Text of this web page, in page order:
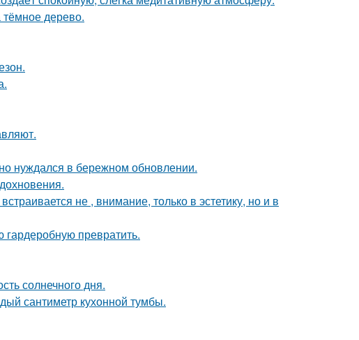
дерево.
нуждался в бережном обновлении.
не , внимание, только в эстетику, но и в
превратить.
солнечного дня.
сантиметр кухонной тумбы.